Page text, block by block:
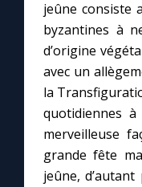
Me consacrer à
Mes intentions de
Une Minute avec
Une neuvaine
jeûne consiste
byzantines à
d’origine
avec un
la
quotidiennes à
merveilleuse
grande fête
jeûne,